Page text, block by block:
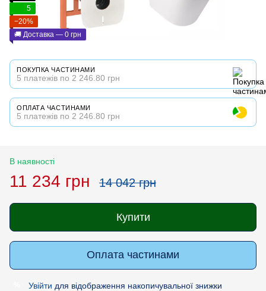
5
−20%
🚚 Доставка — 0 грн
ПОКУПКА ЧАСТИНАМИ
5 платежів по 2 246.80 грн
ОПЛАТА ЧАСТИНАМИ
5 платежів по 2 246.80 грн
В наявності
11 234 грн 14 042 грн
Купити
Оплата частинами
Увійти для відображення накопичувальної знижки